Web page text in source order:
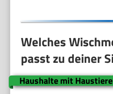
Welches
passt zu deiner
Haushalte mit